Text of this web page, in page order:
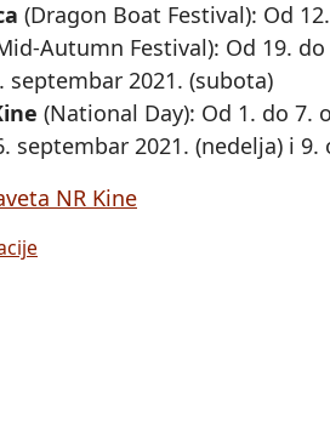
(Dragon Boat Festival): Od
Autumn Festival): Od 19.
2021. (subota)
(National Day): Od 1. do 7.
septembar 2021. (nedelja) i
NR Kine